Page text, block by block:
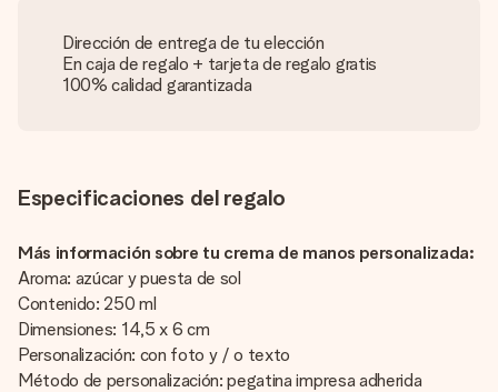
Dirección de entrega de tu elección
En caja de regalo + tarjeta de regalo gratis
100% calidad garantizada
Especificaciones del regalo
Más información sobre tu crema de manos personalizada:
Aroma: azúcar y puesta de sol
Contenido: 250 ml
Dimensiones: 14,5 x 6 cm
Personalización: con foto y / o texto
Método de personalización: pegatina impresa adherida